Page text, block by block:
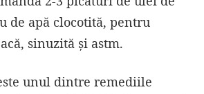
de apă clocotită, pentru
sinuzită și astm.
unul dintre remediile